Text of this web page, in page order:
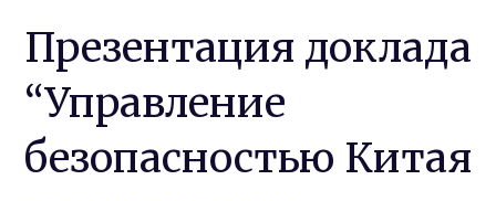
Презентация доклада
“Управление
безопасностью Китая